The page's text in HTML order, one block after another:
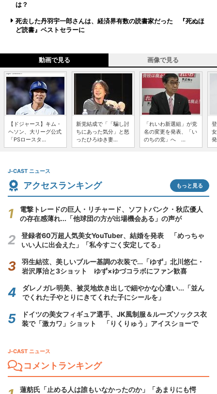
は？
死去した丹羽宇一郎さんは、経済界有数の読書家だった 『死ぬほ
ど読書』ベストセラーに
動画で見る 画像で見る
【ドジャース】キム・
ヘソン、大リーグ公式
「PSロースタ...
新党結成で「「騙し討
ちにあった気分」と怒
ったひろゆき妻...
「れいわ新選組」が党
名の変更を発表、「い
のちの党」へ ...
J-CAST ニュース
アクセスランキング もっと見る
電撃トレードの巨人・リチャード、ソフトバンク・秋広優人
の存在感薄れ...「他球団の方が出場機会ある」の声が
登録者60万超人気美女YouTuber、結婚を発表 「めっちゃ
いい人に出会えた」「私今すごく安定してる」
羽生結弦、美しいブルー基調の衣装で...「ゆず」北川悠仁・
岩沢厚治と3ショット ゆず×ゆづコラボにファン歓喜
ダレノガレ明美、被災地炊き出しで細やかな心遣い...「並ん
でくれた子やとりにきてくれた子にシールを」
ドイツの美女フィギュア選手、JK風制服＆ルーズソックス衣
装で「激カワ」ショット 「りくりゅう」アイスショーで
J-CAST ニュース
コメントランキング
蓮舫氏「止める人は誰もいなかったのか」「あまりにも愕